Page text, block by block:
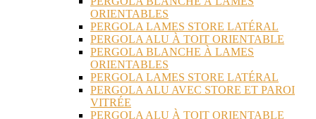
ORIENTABLES
PERGOLA LAMES STORE LATÉRAL
PERGOLA ALU À TOIT ORIENTABLE
PERGOLA BLANCHE À LAMES
ORIENTABLES
PERGOLA LAMES STORE LATÉRAL
PERGOLA ALU AVEC STORE ET PAROI
VITRÉE
PERGOLA ALU À TOIT ORIENTABLE